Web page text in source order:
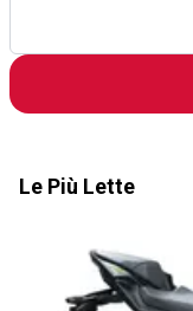
Le Più Lette